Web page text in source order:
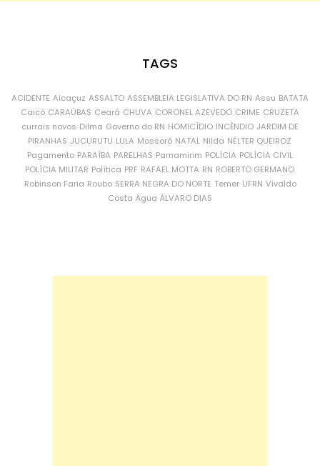
TAGS
ACIDENTE Alcaçuz ASSALTO ASSEMBLEIA LEGISLATIVA DO RN Assu BATATA
Caicó CARAÚBAS Ceará CHUVA CORONEL AZEVEDO CRIME CRUZETA
currais novos Dilma Governo do RN HOMICÍDIO INCÊNDIO JARDIM DE
PIRANHAS JUCURUTU LULA Mossoró NATAL Nilda NÉLTER QUEIROZ
Pagamento PARAÍBA PARELHAS Parnamirim POLÍCIA POLÍCIA CIVIL
POLÍCIA MILITAR Política PRF RAFAEL MOTTA RN ROBERTO GERMANO
Robinson Faria Roubo SERRA NEGRA DO NORTE Temer UFRN Vivaldo
Costa Água ÁLVARO DIAS